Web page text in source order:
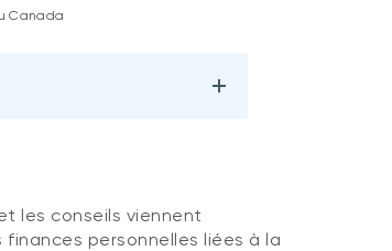
Canada
les conseils viennent
personnelles liées à la